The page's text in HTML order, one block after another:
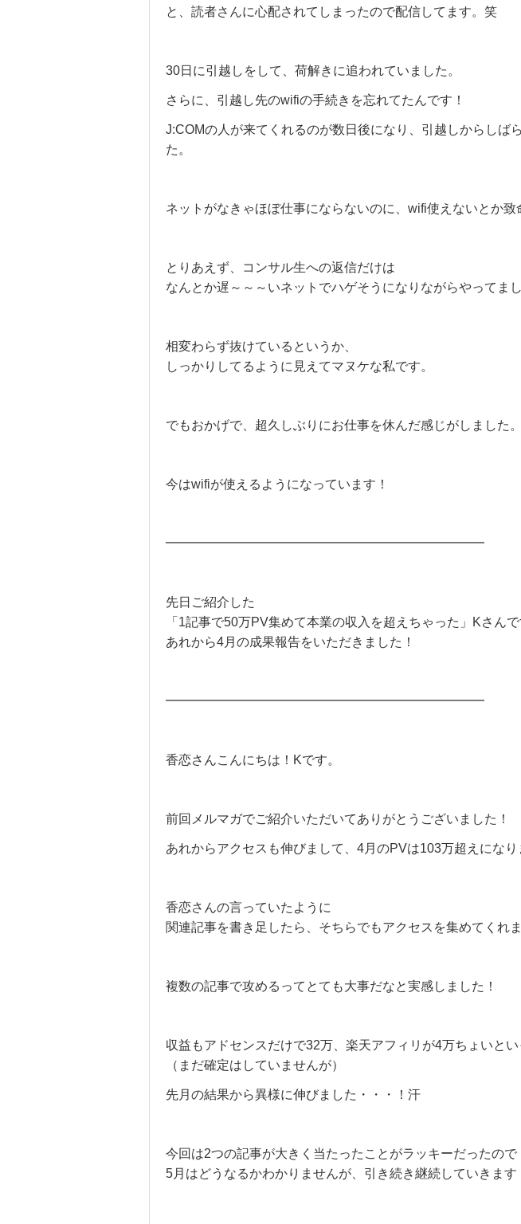
と、読者さんに心配されてしまったので配信してます。笑
30日に引越しをして、荷解きに追われていました。
さらに、引越し先のwifiの手続きを忘れてたんです！
J:COMの人が来てくれるのが数日後になり、引越しからしば
た。
ネットがなきゃほぼ仕事にならないのに、wifi使えないとか致
とりあえず、コンサル生への返信だけは
なんとか遅～～～いネットでハゲそうになりながらやってま
相変わらず抜けているというか、
しっかりしてるように見えてマヌケな私です。
でもおかげで、超久しぶりにお仕事を休んだ感じがしました
今はwifiが使えるようになっています！
━━━━━━━━━━━━━━━━━━━━━━━━━
先日ご紹介した
「1記事で50万PV集めて本業の収入を超えちゃった」Kさんで
あれから4月の成果報告をいただきました！
━━━━━━━━━━━━━━━━━━━━━━━━━
香恋さんこんにちは！Kです。
前回メルマガでご紹介いただいてありがとうございました！
あれからアクセスも伸びまして、4月のPVは103万超えになり
香恋さんの言っていたように
関連記事を書き足したら、そちらでもアクセスを集めてくれま
複数の記事で攻めるってとても大事だなと実感しました！
収益もアドセンスだけで32万、楽天アフィリが4万ちょいとい
（まだ確定はしていませんが）
先月の結果から異様に伸びました・・・！汗
今回は2つの記事が大きく当たったことがラッキーだったので
5月はどうなるかわかりませんが、引き続き継続していきます